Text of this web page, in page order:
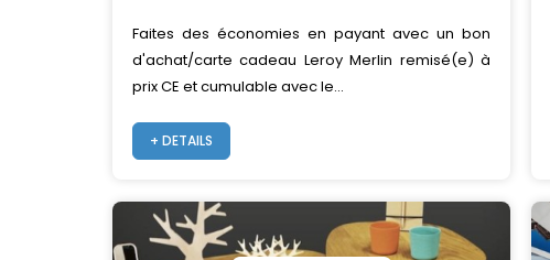
Faites des économies en payant avec un bon
d'achat/carte cadeau Leroy Merlin remisé(e) à
prix CE et cumulable avec le...
+ DETAILS